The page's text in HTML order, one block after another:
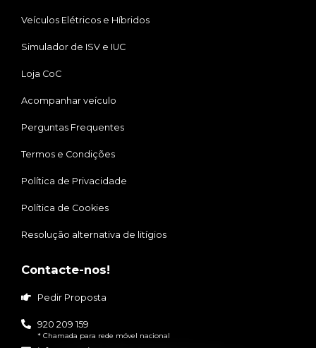
Veículos Elétricos e Híbridos
Simulador de ISV e IUC
Loja CoC
Acompanhar veículo
Perguntas Frequentes
Termos e Condições
Política de Privacidade
Política de Cookies
Resolução alternativa de litígios
Contacte-nos!
Pedir Proposta
920 209 159
* Chamada para rede móvel nacional